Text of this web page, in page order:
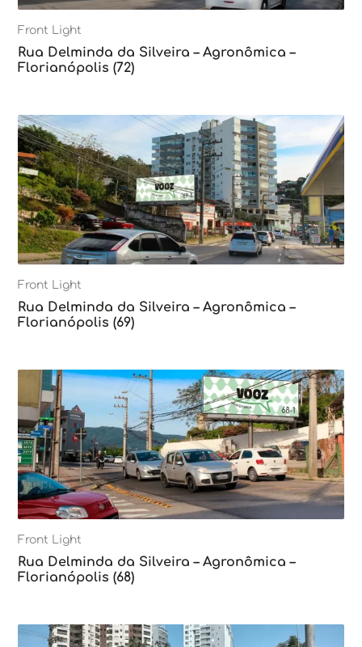
Front Light
Rua Delminda da Silveira – Agronômica –
Florianópolis (72)
Front Light
Rua Delminda da Silveira – Agronômica –
Florianópolis (69)
Front Light
Rua Delminda da Silveira – Agronômica –
Florianópolis (68)